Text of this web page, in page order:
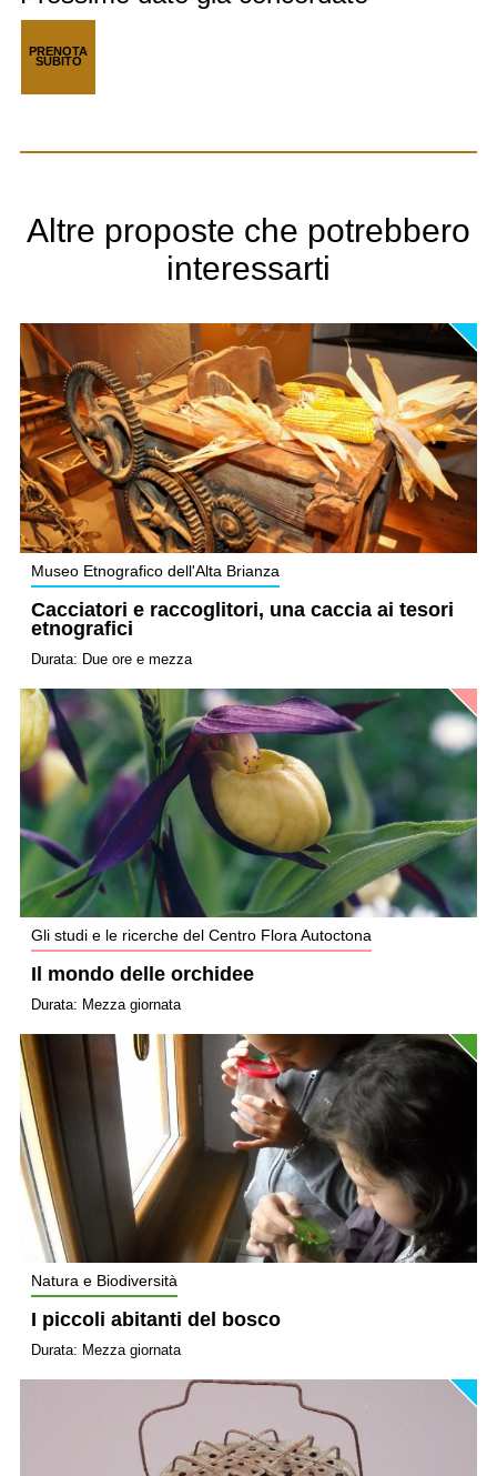
PRENOTA
SUBITO
Altre proposte che potrebbero
interessarti
Museo Etnografico dell'Alta Brianza
Cacciatori e raccoglitori, una caccia ai tesori
etnografici
Durata: Due ore e mezza
Gli studi e le ricerche del Centro Flora Autoctona
Il mondo delle orchidee
Durata: Mezza giornata
Natura e Biodiversità
I piccoli abitanti del bosco
Durata: Mezza giornata